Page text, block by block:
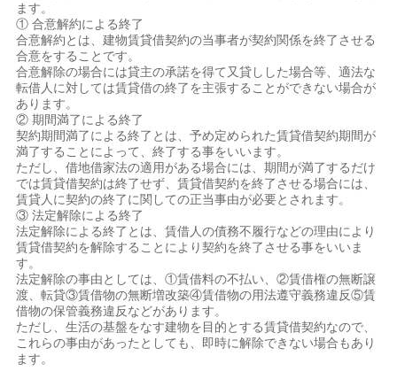
ます。
① 合意解約による終了
合意解約とは、建物賃貸借契約の当事者が契約関係を終了させる
合意をすることです。
合意解除の場合には貸主の承諾を得て又貸しした場合等、適法な
転借人に対しては賃貸借の終了を主張することができない場合が
あります。
② 期間満了による終了
契約期間満了による終了とは、予め定められた賃貸借契約期間が
満了することによって、終了する事をいいます。
ただし、借地借家法の適用がある場合には、期間が満了するだけ
では賃貸借契約は終了せず、賃貸借契約を終了させる場合には、
賃貸人に契約の終了に関しての正当事由が必要とされます。
③ 法定解除による終了
法定解除による終了とは、賃借人の債務不履行などの理由により
賃貸借契約を解除することにより契約を終了させる事をいいま
す。
法定解除の事由としては、①賃借料の不払い、②賃借権の無断譲
渡、転貸③賃借物の無断増改築④賃借物の用法遵守義務違反⑤賃
借物の保管義務違反などがあります。
ただし、生活の基盤をなす建物を目的とする賃貸借契約なので、
これらの事由があったとしても、即時に解除できない場合もあり
ます。